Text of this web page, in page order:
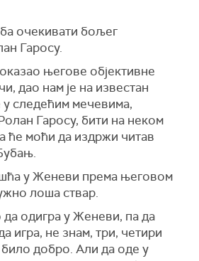
очекивати бољег
Гаросу.
његове објективне
дао нам је на известан
у следећим мечевима,
Гаросу, бити на неком
ће моћи да издржи читав
у Женеви према његовом
лоша ствар.
одигра у Женеви, па да
игра, не знам, три, четири
добро. Али да оде у